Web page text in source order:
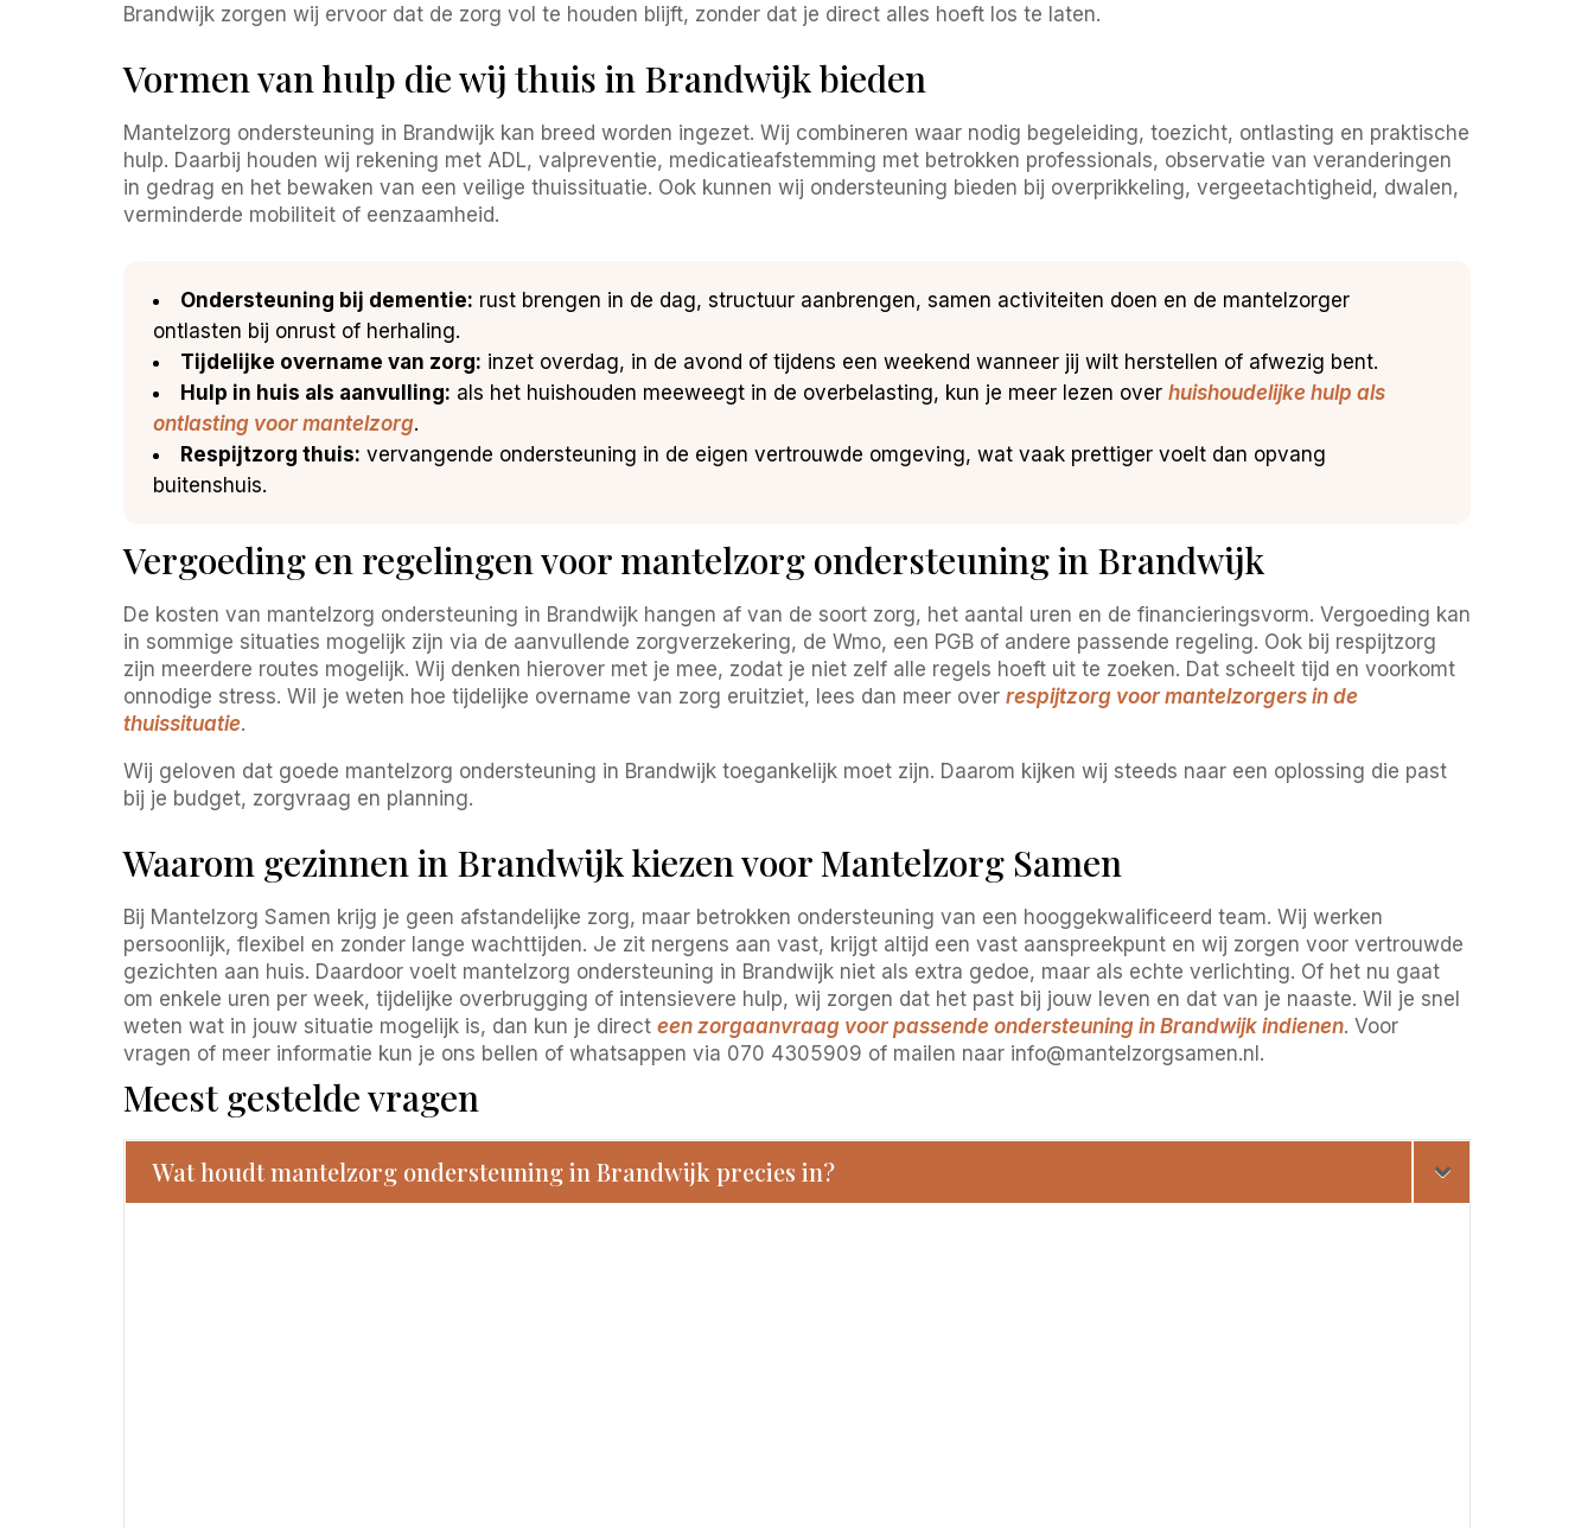
Brandwijk zorgen wij ervoor dat de zorg vol te houden blijft, zonder dat je direct alles hoeft los te laten.
Vormen van hulp die wij thuis in Brandwijk bieden
Mantelzorg ondersteuning in Brandwijk kan breed worden ingezet. Wij combineren waar nodig begeleiding, toezicht, ontlasting en praktische
hulp. Daarbij houden wij rekening met ADL, valpreventie, medicatieafstemming met betrokken professionals, observatie van veranderingen
in gedrag en het bewaken van een veilige thuissituatie. Ook kunnen wij ondersteuning bieden bij overprikkeling, vergeetachtigheid, dwalen,
verminderde mobiliteit of eenzaamheid.
Ondersteuning bij dementie: rust brengen in de dag, structuur aanbrengen, samen activiteiten doen en de mantelzorger
ontlasten bij onrust of herhaling.
Tijdelijke overname van zorg: inzet overdag, in de avond of tijdens een weekend wanneer jij wilt herstellen of afwezig bent.
Hulp in huis als aanvulling: als het huishouden meeweegt in de overbelasting, kun je meer lezen over huishoudelijke hulp als
ontlasting voor mantelzorg.
Respijtzorg thuis: vervangende ondersteuning in de eigen vertrouwde omgeving, wat vaak prettiger voelt dan opvang
buitenshuis.
Vergoeding en regelingen voor mantelzorg ondersteuning in Brandwijk
De kosten van mantelzorg ondersteuning in Brandwijk hangen af van de soort zorg, het aantal uren en de financieringsvorm. Vergoeding kan
in sommige situaties mogelijk zijn via de aanvullende zorgverzekering, de Wmo, een PGB of andere passende regeling. Ook bij respijtzorg
zijn meerdere routes mogelijk. Wij denken hierover met je mee, zodat je niet zelf alle regels hoeft uit te zoeken. Dat scheelt tijd en voorkomt
onnodige stress. Wil je weten hoe tijdelijke overname van zorg eruitziet, lees dan meer over respijtzorg voor mantelzorgers in de
thuissituatie.
Wij geloven dat goede mantelzorg ondersteuning in Brandwijk toegankelijk moet zijn. Daarom kijken wij steeds naar een oplossing die past
bij je budget, zorgvraag en planning.
Waarom gezinnen in Brandwijk kiezen voor Mantelzorg Samen
Bij Mantelzorg Samen krijg je geen afstandelijke zorg, maar betrokken ondersteuning van een hooggekwalificeerd team. Wij werken
persoonlijk, flexibel en zonder lange wachttijden. Je zit nergens aan vast, krijgt altijd een vast aanspreekpunt en wij zorgen voor vertrouwde
gezichten aan huis. Daardoor voelt mantelzorg ondersteuning in Brandwijk niet als extra gedoe, maar als echte verlichting. Of het nu gaat
om enkele uren per week, tijdelijke overbrugging of intensievere hulp, wij zorgen dat het past bij jouw leven en dat van je naaste. Wil je snel
weten wat in jouw situatie mogelijk is, dan kun je direct een zorgaanvraag voor passende ondersteuning in Brandwijk indienen. Voor
vragen of meer informatie kun je ons bellen of whatsappen via 070 4305909 of mailen naar info@mantelzorgsamen.nl.
Meest gestelde vragen
Wat houdt mantelzorg ondersteuning in Brandwijk precies in?